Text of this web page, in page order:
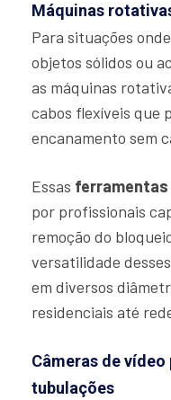
Máquinas
Para situações
objetos sólidos ou
as máquinas
cabos flexíveis que
encanamento sem
Essas
por profissionais
remoção do
versatilidade
em diversos
residenciais até
Câmeras de
tubulações